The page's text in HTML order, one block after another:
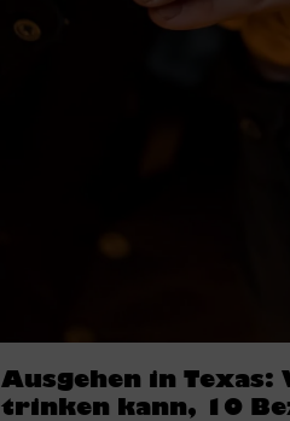
Ausgehen in Texas:
trinken kann, 10